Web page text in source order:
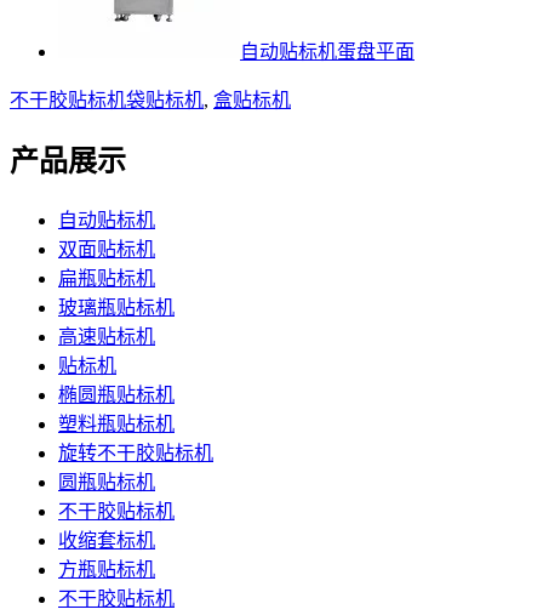
自动贴标机蛋盘平面
不干胶贴标机袋贴标机, 盒贴标机
产品展示
自动贴标机
双面贴标机
扁瓶贴标机
玻璃瓶贴标机
高速贴标机
贴标机
椭圆瓶贴标机
塑料瓶贴标机
旋转不干胶贴标机
圆瓶贴标机
不干胶贴标机
收缩套标机
方瓶贴标机
不干胶贴标机